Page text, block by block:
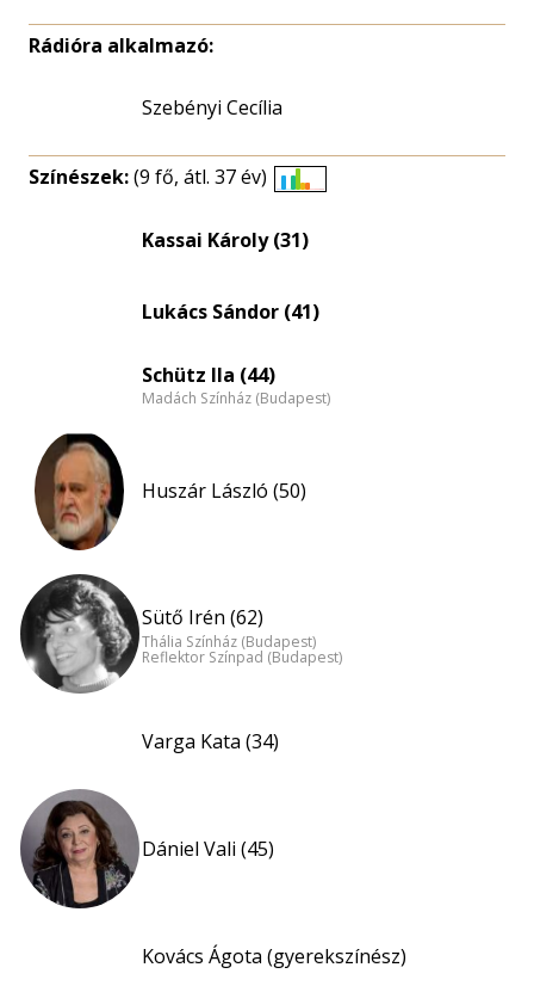
Rádióra alkalmazó:
Szebényi Cecília
Színészek:(9 fő, átl. 37 év)
eloszlás
Kassai Károly (31)
Lukács Sándor (41)
Schütz Ila (44)
Madách Színház (Budapest)
Huszár László (50)
Sütő Irén (62)
Thália Színház (Budapest)
Reflektor Színpad (Budapest)
Varga Kata (34)
Dániel Vali (45)
Kovács Ágota (gyerekszínész)